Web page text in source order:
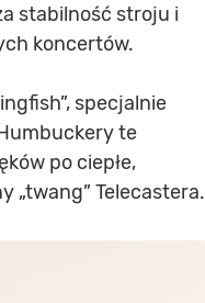
stabilność stroju i
koncertów.
specjalnie
te
po ciepłe,
„twang” Telecastera.